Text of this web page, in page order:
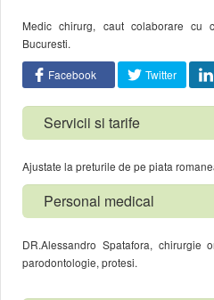
Medic chirurg, caut colaborare cu
Bucuresti.
Facebook Twitter
Servicii si tarife
Ajustate la preturile de pe piata
Personal medical
DR.Alessandro Spatafora, chirurgie
parodontologie, protesi.